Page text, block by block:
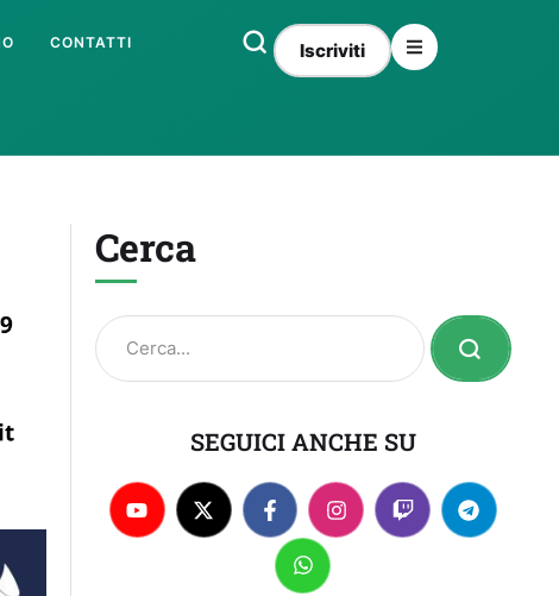
CONTATTI Iscriviti
Cerca
SEGUICI ANCHE SU